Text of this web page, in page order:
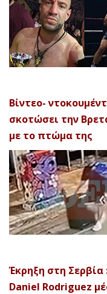
Βίντεο-
σκοτώσει την
με το πτώμα της
Έκρηξη στη Σερβία
Daniel Rodriguez